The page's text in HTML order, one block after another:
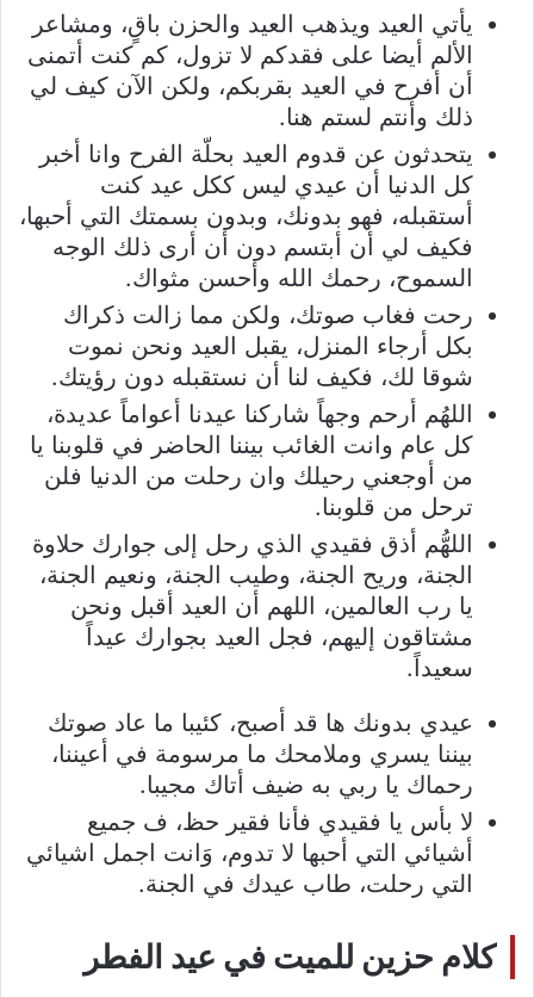
يأتي العيد ويذهب العيد والحزن باقٍ، ومشاعر
الألم أيضا على فقدكم لا تزول، كم كنت أتمنى
أن أفرح في العيد بقربكم، ولكن الآن كيف لي
ذلك وأنتم لستم هنا.
يتحدثون عن قدوم العيد بحلّة الفرح وانا أخبر
كل الدنيا أن عيدي ليس ككل عيد كنت
أستقبله، فهو بدونك، وبدون بسمتك التي أحبها،
فكيف لي أن أبتسم دون أن أرى ذلك الوجه
السموح، رحمك الله وأحسن مثواك.
رحت فغاب صوتك، ولكن مما زالت ذكراك
بكل أرجاء المنزل، يقبل العيد ونحن نموت
شوقا لك، فكيف لنا أن نستقبله دون رؤيتك.
اللهُم أرحم وجهاً شاركنا عيدنا أعواماً عديدة،
كل عام وانت الغائب بيننا الحاضر في قلوبنا يا
من أوجعني رحيلك وان رحلت من الدنيا فلن
ترحل من قلوبنا.
اللهُّم أذق فقيدي الذي رحل إلى جوارك حلاوة
الجنة، وريح الجنة، وطيب الجنة، ونعيم الجنة،
يا رب العالمين، اللهم أن العيد أقبل ونحن
مشتاقون إليهم، فجل العيد بجوارك عيداً
سعيداً.
عيدي بدونك ها قد أصبح، كئيبا ما عاد صوتك
بيننا يسري وملامحك ما مرسومة في أعيننا،
رحماك يا ربي به ضيف أتاك مجيبا.
لا بأس يا فقيدي فأنا فقير حظ، ف جميع
أشيائي التي أحبها لا تدوم، وَانت اجمل اشيائي
التي رحلت، طاب عيدك في الجنة.
كلام حزين للميت في عيد الفطر